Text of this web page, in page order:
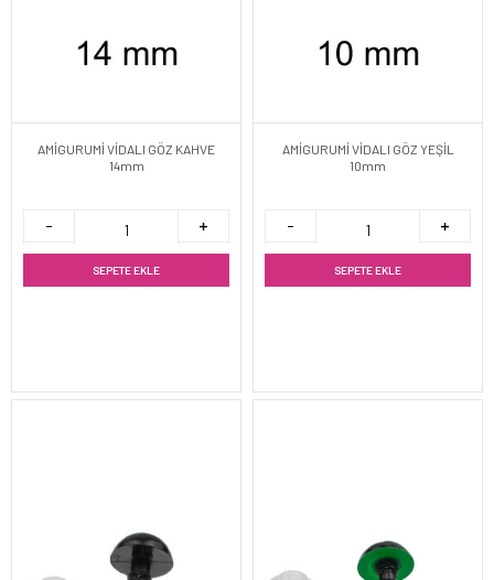
AMİGURUMİ VİDALI GÖZ KAHVE
14mm
SEPETE EKLE
AMİGURUMİ VİDALI GÖZ YEŞİL
10mm
SEPETE EKLE